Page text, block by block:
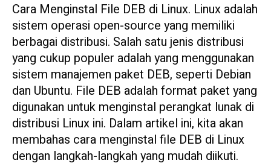
Cara Menginstal File DEB di Linux. Linux adalah
sistem operasi open-source yang memiliki
berbagai distribusi. Salah satu jenis distribusi
yang cukup populer adalah yang menggunakan
sistem manajemen paket DEB, seperti Debian
dan Ubuntu. File DEB adalah format paket yang
digunakan untuk menginstal perangkat lunak di
distribusi Linux ini. Dalam artikel ini, kita akan
membahas cara menginstal file DEB di Linux
dengan langkah-langkah yang mudah diikuti.